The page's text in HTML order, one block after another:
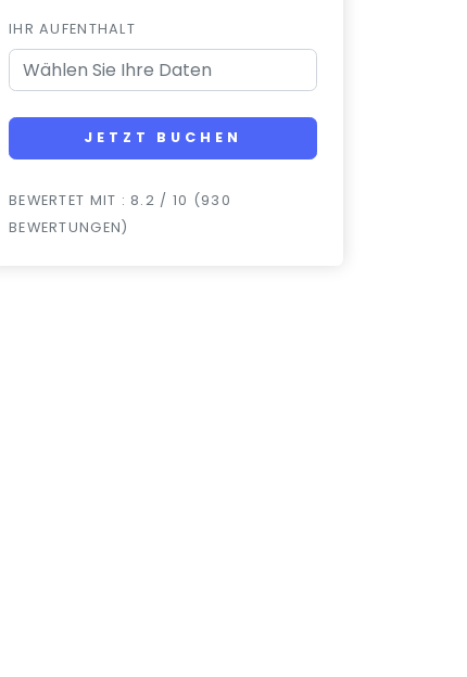
IHR AUFENTHALT
JETZT BUCHEN
BEWERTET MIT : 8.2 / 10 (930
BEWERTUNGEN)